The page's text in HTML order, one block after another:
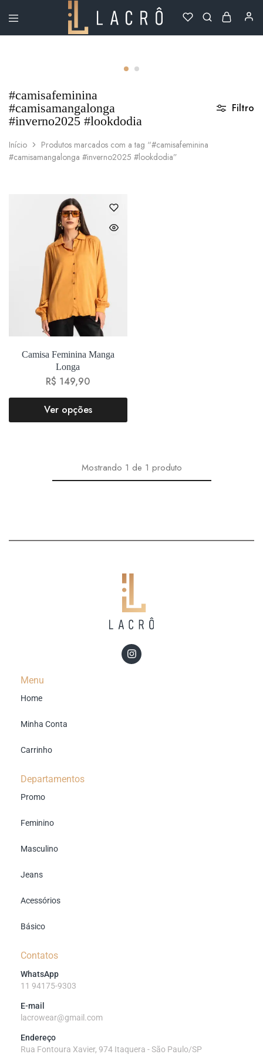
Lacrô
#camisafeminina
#camisamangalonga
#inverno2025 #lookdodia
Início
Produtos marcados com a tag “#camisafeminina
#camisamangalonga #inverno2025 #lookdodia”
Filtro
Camisa Feminina Manga
Longa
R$ 149,90
Ver opções
Mostrando 1 de 1 produto
Menu
Home
Minha Conta
Carrinho
Departamentos
Promo
Feminino
Masculino
Jeans
Acessórios
Básico
Contatos
WhatsApp
11 94175-9303
E-mail
lacrowear@gmail.com
Endereço
Rua Fontoura Xavier, 974 Itaquera - São Paulo/SP